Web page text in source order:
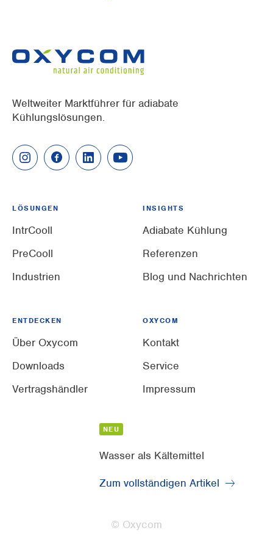
Weltweiter Marktführer für adiabate
Kühlungslösungen.
LÖSUNGEN
IntrCooll
PreCooll
Industrien
INSIGHTS
Adiabate Kühlung
Referenzen
Blog und Nachrichten
ENTDECKEN
Über Oxycom
Downloads
Vertragshändler
OXYCOM
Kontakt
Service
Impressum
NEU
Wasser als Kältemittel
Zum vollständigen Artikel
© Oxycom